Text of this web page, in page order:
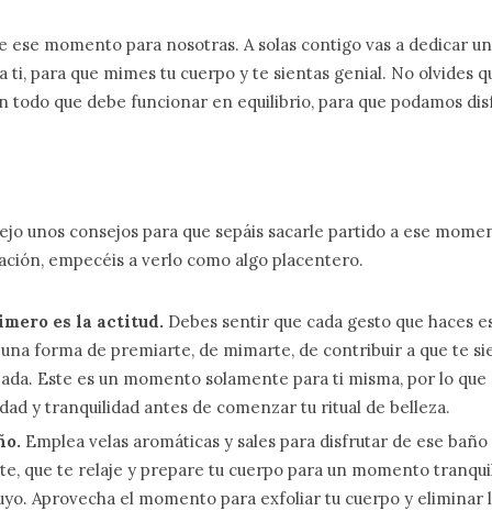
ese momento para nosotras. A solas contigo vas a dedicar
ti, para que mimes tu cuerpo y te sientas genial. No olvides
todo que debe funcionar en equilibrio, para que podamos
unos consejos para que sepáis sacarle partido a ese
empecéis a verlo como algo placentero.
es la actitud. Debes sentir que cada gesto que haces
forma de premiarte, de mimarte, de contribuir a que te
Este es un momento solamente para ti misma, por lo que
y tranquilidad antes de comenzar tu ritual de belleza.
Emplea velas aromáticas y sales para disfrutar de ese baño
que te relaje y prepare tu cuerpo para un momento
Aprovecha el momento para exfoliar tu cuerpo y eliminar